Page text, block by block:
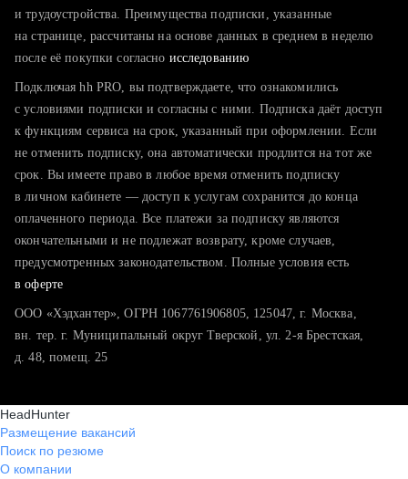
тратите много времени на поиск и вручную поднимаете
хотите сравнить себя с конкурентами и оценить шансы
и трудоустройства. Преимущества подписки, указанные
на странице, рассчитаны на основе данных в среднем в неделю
после её покупки согласно исследованию
Подключая hh PRO, вы подтверждаете, что ознакомились
с условиями подписки и согласны с ними. Подписка даёт доступ
к функциям сервиса на срок, указанный при оформлении. Если
не отменить подписку, она автоматически продлится на тот же
срок. Вы имеете право в любое время отменить подписку
в личном кабинете — доступ к услугам сохранится до конца
оплаченного периода. Все платежи за подписку являются
окончательными и не подлежат возврату, кроме случаев,
предусмотренных законодательством. Полные условия есть
в оферте
ООО «Хэдхантер», ОГРН 1067761906805, 125047, г. Москва,
вн. тер. г. Муниципальный округ Тверской, ул. 2-я Брестская,
д. 48, помещ. 25
HeadHunter
Размещение вакансий
Поиск по резюме
О компании